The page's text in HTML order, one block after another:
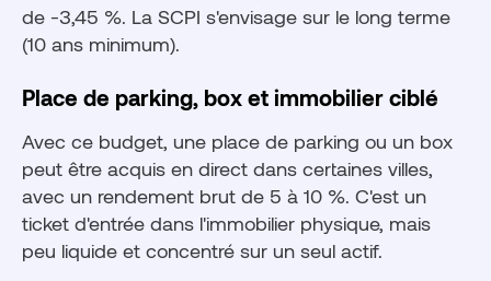
de -3,45 %. La SCPI s'envisage sur le long terme
(10 ans minimum).
Place de parking, box et immobilier ciblé
Avec ce budget, une place de parking ou un box
peut être acquis en direct dans certaines villes,
avec un rendement brut de 5 à 10 %. C'est un
ticket d'entrée dans l'immobilier physique, mais
peu liquide et concentré sur un seul actif.